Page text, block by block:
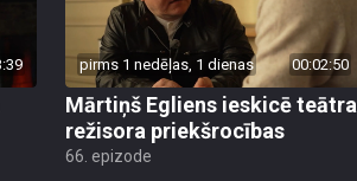
pirms 1 nedēļas, 1 dienas 00:02:50
Mārtiņš Egliens ieskicē teātra
režisora priekšrocības
66. epizode